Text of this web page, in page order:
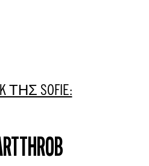
ΤΗΣ SOFIE: